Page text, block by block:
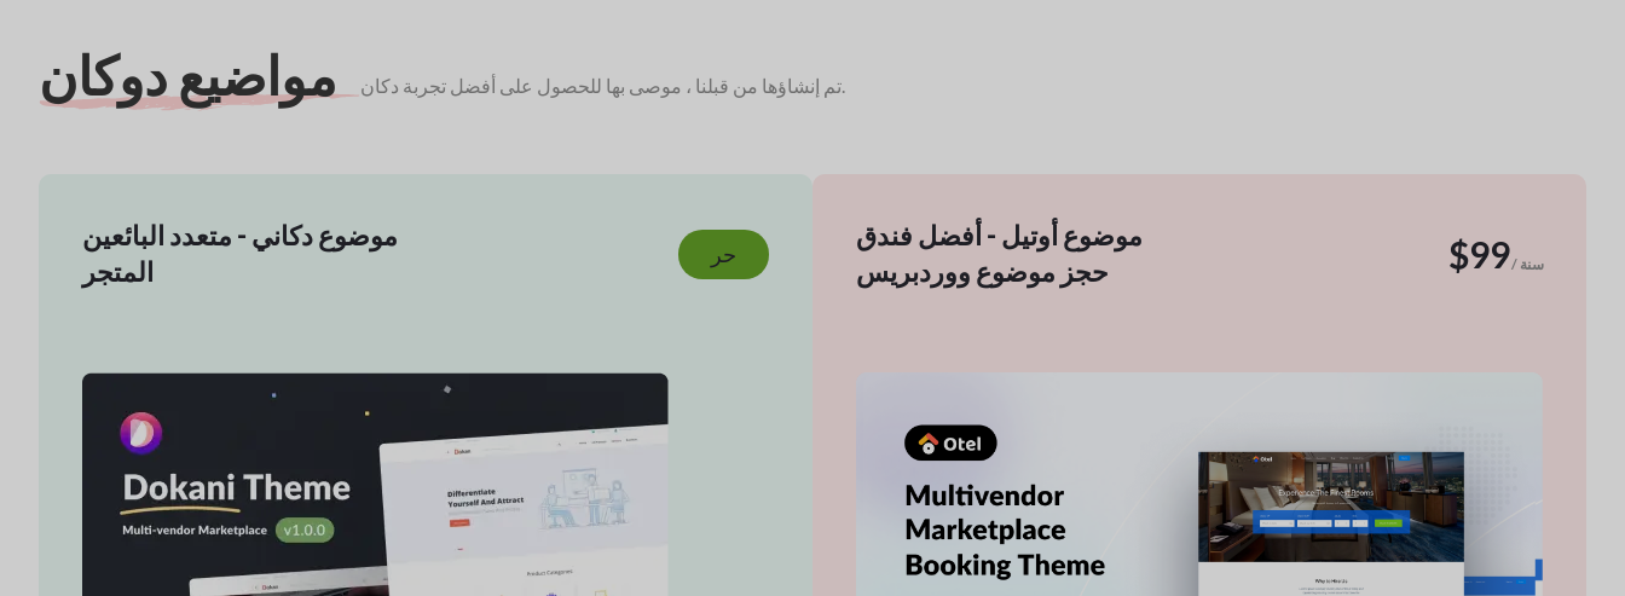
مواضيع دوكان
موضوع دكاني - متعدد البائعين
المتجر
حر
موضوع أوتيل - أفضل فندق
حجز موضوع ووردبريس
$99 / سنة